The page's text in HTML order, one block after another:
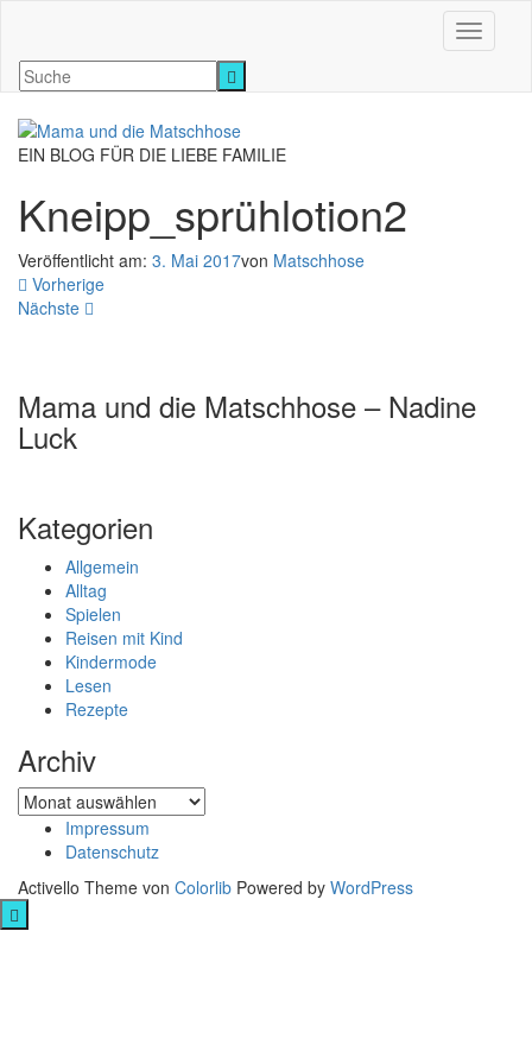
EIN BLOG FÜR DIE LIEBE FAMILIE
Kneipp_sprühlotion2
Veröffentlicht am: 3. Mai 2017von Matschhose
Vorherige
Nächste
Mama und die Matschhose – Nadine
Luck
Kategorien
Allgemein
Alltag
Spielen
Reisen mit Kind
Kindermode
Lesen
Rezepte
Archiv
Archiv
Impressum
Datenschutz
Activello Theme von Colorlib Powered by WordPress